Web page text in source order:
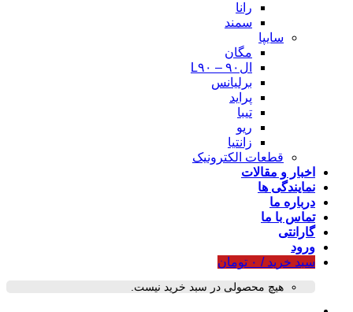
رانا
سمند
سایپا
مگان
ال۹۰ – L۹۰
برلیانس
پراید
تیبا
ریو
زانتیا
قطعات الکترونیک
اخبار و مقالات
نمایندگی ها
درباره ما
تماس با ما
گارانتی
ورود
سبد خرید / ۰ تومان
هیچ محصولی در سبد خرید نیست.